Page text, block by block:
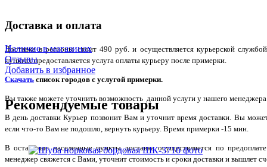
Доставка и оплата
Доставка в регионы стоит 490 руб. и осуществляется курьерской
пунктах предоставляется услуга оплаты курьеру после примерки.
Скачать список городов с услугой примерки.
Вы также можете уточнить возможность данной услуги у нашего
В день доставки Курьер позвонит Вам и уточнит время доставки. Вы
если что-то Вам не подошло, вернуть курьеру. Время примерки -15 мин.
В остальные населенные пункты доставка осуществляется по
менеджер свяжется с Вами, уточнит стоимость и сроки доставки и вышлет
Наличие в магазинах
Отзывы
Добавить в избранное
Рекомендуемые товары